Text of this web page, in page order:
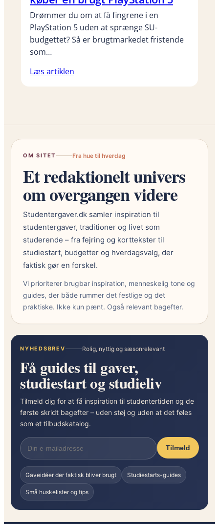
Drømmer du om at få fingrene i en
PlayStation 5 uden at sprænge SU-
budgettet? Så er brugtmarkedet fristende
som…
Læs artiklen
OM SITET Fra hue til hverdag
Et redaktionelt univers
om overgangen videre
Studentergaver.dk samler inspiration til
studentergaver, traditioner og livet som
studerende – fra fejring og korttekster til
studiestart, budgetter og hverdagsvalg, der
faktisk gør en forskel.
Vi prioriterer brugbar inspiration, menneskelig tone og
guides, der både rummer det festlige og det
praktiske. Ikke kun pænt. Også relevant bagefter.
NYHEDSBREV Rolig, nyttig og sæsonrelevant
Få guides til gaver,
studiestart og studieliv
Tilmeld dig for at få inspiration til studentertiden og de
første skridt bagefter – uden støj og uden at det føles
som et tilbudskatalog.
Tilmeld
Gaveidéer der faktisk bliver brugt Studiestarts-guides
Små huskelister og tips